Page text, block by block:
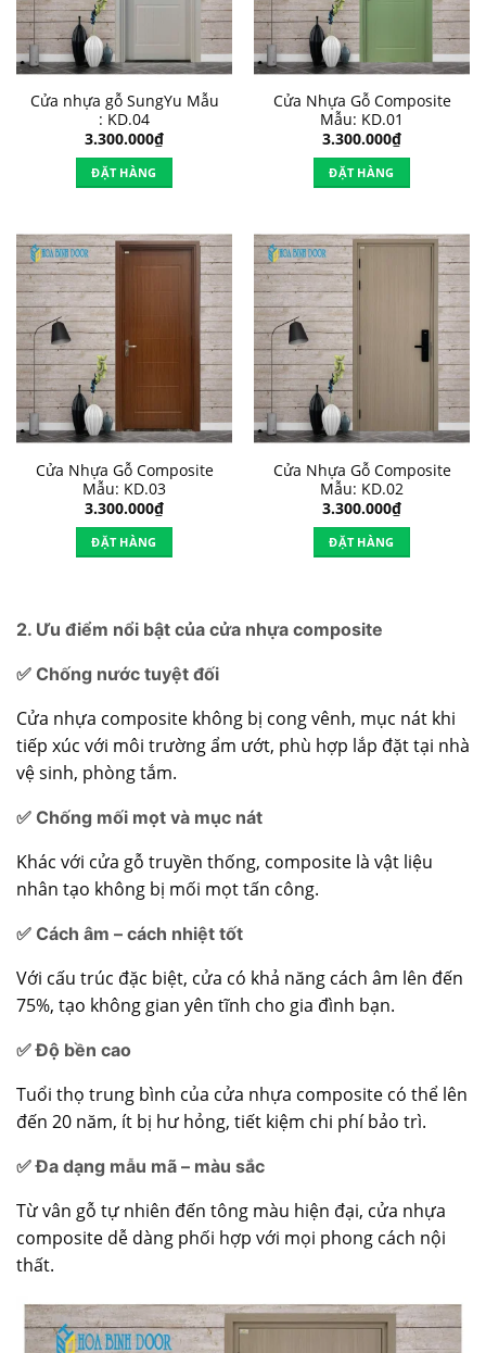
Cửa nhựa gỗ SungYu Mẫu
: KD.04
3.300.000₫
ĐẶT HÀNG
Cửa Nhựa Gỗ Composite
Mẫu: KD.01
3.300.000₫
ĐẶT HÀNG
Cửa Nhựa Gỗ Composite
Mẫu: KD.03
3.300.000₫
ĐẶT HÀNG
Cửa Nhựa Gỗ Composite
Mẫu: KD.02
3.300.000₫
ĐẶT HÀNG
2. Ưu điểm nổi bật của cửa nhựa composite
✅ Chống nước tuyệt đối
Cửa nhựa composite không bị cong vênh, mục nát khi
tiếp xúc với môi trường ẩm ướt, phù hợp lắp đặt tại nhà
vệ sinh, phòng tắm.
✅ Chống mối mọt và mục nát
Khác với cửa gỗ truyền thống, composite là vật liệu
nhân tạo không bị mối mọt tấn công.
✅ Cách âm – cách nhiệt tốt
Với cấu trúc đặc biệt, cửa có khả năng cách âm lên đến
75%, tạo không gian yên tĩnh cho gia đình bạn.
✅ Độ bền cao
Tuổi thọ trung bình của cửa nhựa composite có thể lên
đến 20 năm, ít bị hư hỏng, tiết kiệm chi phí bảo trì.
✅ Đa dạng mẫu mã – màu sắc
Từ vân gỗ tự nhiên đến tông màu hiện đại, cửa nhựa
composite dễ dàng phối hợp với mọi phong cách nội
thất.